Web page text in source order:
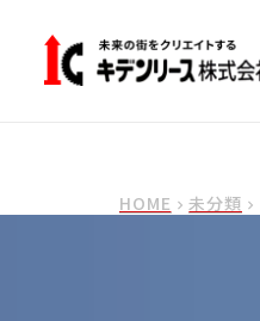
HOME 未分類